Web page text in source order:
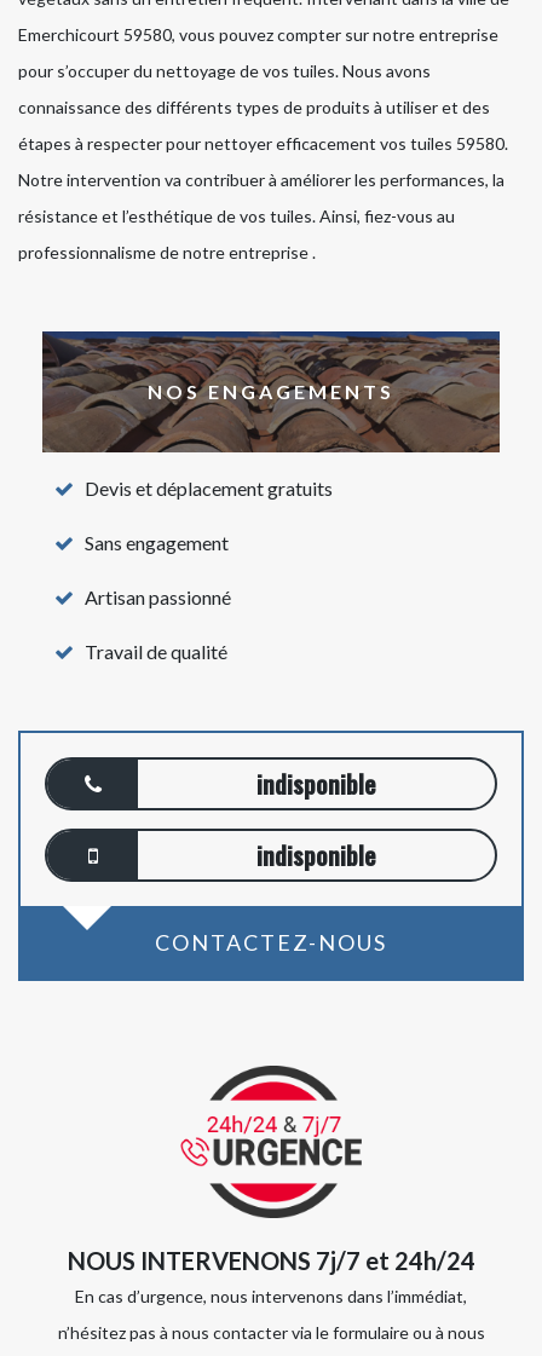
Emerchicourt 59580, vous pouvez compter sur notre entreprise
pour s’occuper du nettoyage de vos tuiles. Nous avons
connaissance des différents types de produits à utiliser et des
étapes à respecter pour nettoyer efficacement vos tuiles 59580.
Notre intervention va contribuer à améliorer les performances, la
résistance et l’esthétique de vos tuiles. Ainsi, fiez-vous au
professionnalisme de notre entreprise .
NOS ENGAGEMENTS
Devis et déplacement gratuits
Sans engagement
Artisan passionné
Travail de qualité
indisponible
indisponible
CONTACTEZ-NOUS
NOUS INTERVENONS 7j/7 et 24h/24
En cas d’urgence, nous intervenons dans l’immédiat,
n’hésitez pas à nous contacter via le formulaire ou à nous